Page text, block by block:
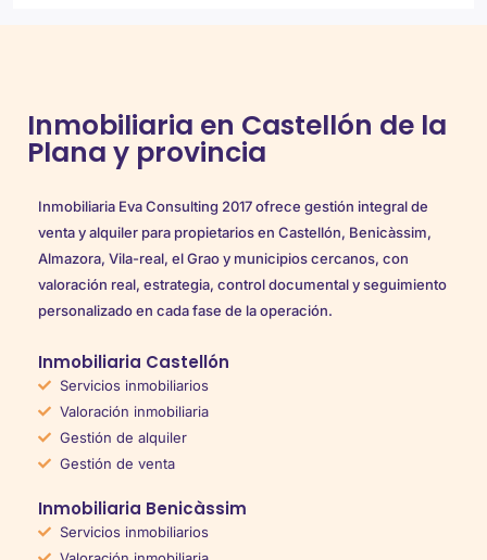
Inmobiliaria en Castellón de la
Plana y provincia
Inmobiliaria Eva Consulting 2017 ofrece gestión integral de
venta y alquiler para propietarios en Castellón, Benicàssim,
Almazora, Vila-real, el Grao y municipios cercanos, con
valoración real, estrategia, control documental y seguimiento
personalizado en cada fase de la operación.
Inmobiliaria Castellón
Servicios inmobiliarios
Valoración inmobiliaria
Gestión de alquiler
Gestión de venta
Inmobiliaria Benicàssim
Servicios inmobiliarios